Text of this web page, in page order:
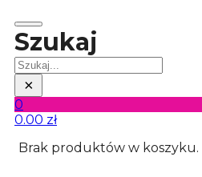
Szukaj
Szukaj
×
0
0.00 zł
Brak produktów w koszyku.